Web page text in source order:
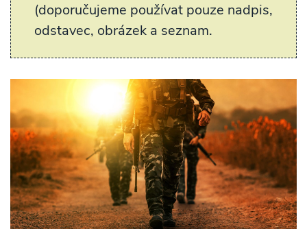
(doporučujeme používat pouze nadpis,
odstavec, obrázek a seznam.